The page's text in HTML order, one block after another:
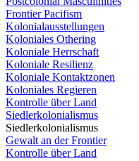
Frontier Pacifism
Kolonialausstellungen
Koloniales Othering
Koloniale Herrschaft
Koloniale Resilienz
Koloniale Kontaktzonen
Koloniales Regieren
Kontrolle über Land
Siedlerkolonialismus
Siedlerkolonialismus
Gewalt an der Frontier
Kontrolle über Land